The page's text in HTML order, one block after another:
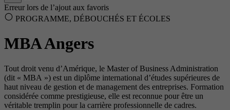
Erreur lors de l’ajout aux favoris
PROGRAMME, DÉBOUCHÉS ET ÉCOLES
MBA Angers
Tout droit venu d’Amérique, le Master of Business Administration
(dit « MBA ») est un diplôme international d’études supérieures de
haut niveau de gestion et de management des entreprises. Formation
considérée comme prestigieuse, elle est reconnue pour être un
véritable tremplin pour la carrière professionnelle de cadres.